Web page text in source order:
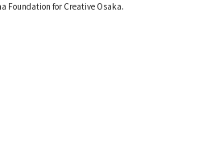
Foundation for Creative Osaka.